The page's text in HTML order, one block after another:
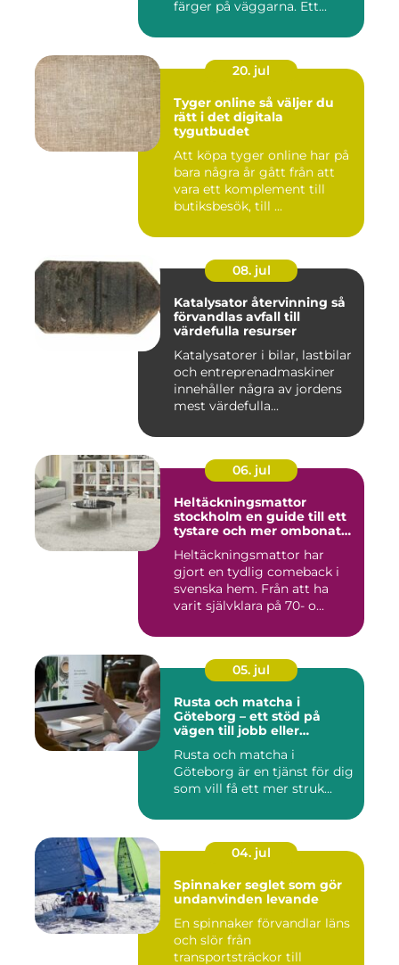
färger på väggarna. Ett...
20. jul
Tyger online så väljer du
rätt i det digitala
tygutbudet
Att köpa tyger online har på
bara några år gått från att
vara ett komplement till
butiksbesök, till ...
08. jul
Katalysator återvinning så
förvandlas avfall till
värdefulla resurser
Katalysatorer i bilar, lastbilar
och entreprenadmaskiner
innehåller några av jordens
mest värdefulla...
06. jul
Heltäckningsmattor
stockholm en guide till ett
tystare och mer ombonat
Heltäckningsmattor har
gjort en tydlig comeback i
svenska hem. Från att ha
varit självklara på 70- o...
05. jul
Rusta och matcha i
Göteborg – ett stöd på
vägen till jobb eller
Rusta och matcha i
Göteborg är en tjänst för dig
som vill få ett mer struk...
04. jul
Spinnaker seglet som gör
undanvinden levande
En spinnaker förvandlar läns
och slör från
transportsträckor till